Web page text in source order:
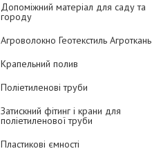
Допоміжний матеріал для саду та
городу
Агроволокно Геотекстиль Агроткань
Крапельний полив
Поліетиленові труби
Затискний фітинг і крани для
поліетиленової труби
Пластикові ємності